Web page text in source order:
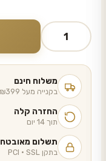
כמות
של
עציץ
שחור
רגלי
זהב
גובה
משלוח חינם
בקנייה מעל ₪399
החזרה קלה
תוך 14 יום
תשלום מאובטח
בתקן PCI · SSL